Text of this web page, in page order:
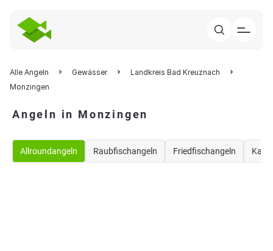
Alle Angeln Gewässer
Landkreis Bad Kreuznach
Monzingen
Angeln in Monzingen
Allroundangeln Raubfischangeln Friedfischangeln